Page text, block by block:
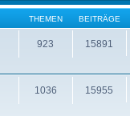
THEMEN BEITRÄGE
923 15891
1036 15955